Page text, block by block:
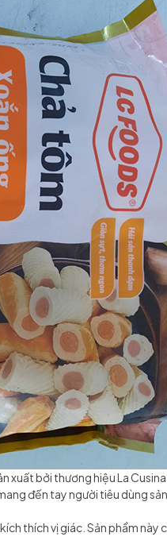
xuất bởi thương hiệu La
đến tay người tiêu dùng
thích vị giác. Sản phẩm